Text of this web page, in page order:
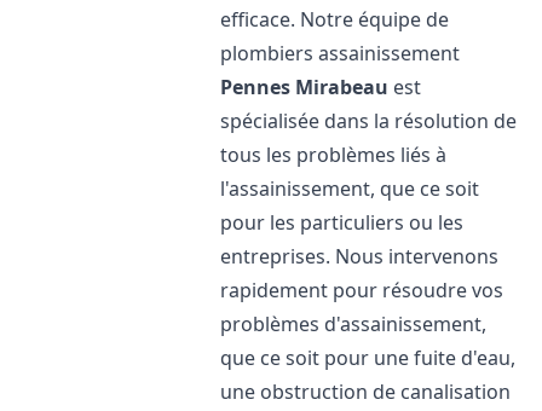
efficace. Notre équipe de
plombiers assainissement
Pennes Mirabeau est
spécialisée dans la résolution de
tous les problèmes liés à
l'assainissement, que ce soit
pour les particuliers ou les
entreprises. Nous intervenons
rapidement pour résoudre vos
problèmes d'assainissement,
que ce soit pour une fuite d'eau,
une obstruction de canalisation